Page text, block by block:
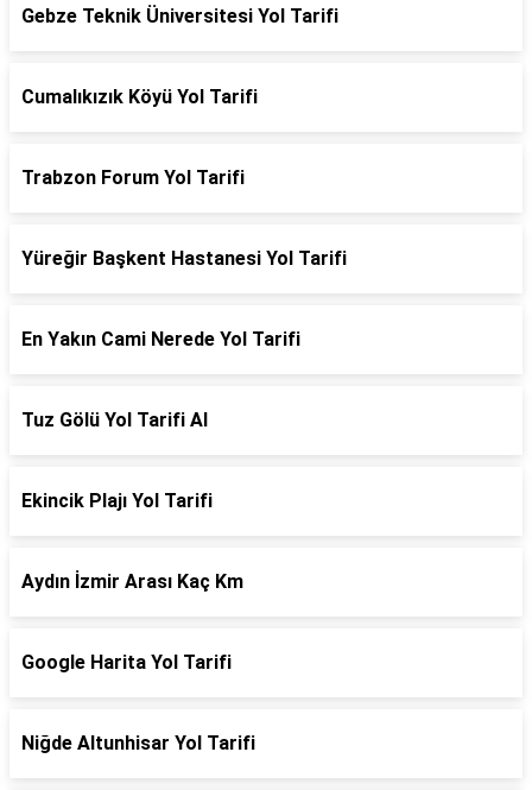
Gebze Teknik Üniversitesi Yol Tarifi
Cumalıkızık Köyü Yol Tarifi
Trabzon Forum Yol Tarifi
Yüreğir Başkent Hastanesi Yol Tarifi
En Yakın Cami Nerede Yol Tarifi
Tuz Gölü Yol Tarifi Al
Ekincik Plajı Yol Tarifi
Aydın İzmir Arası Kaç Km
Google Harita Yol Tarifi
Niğde Altunhisar Yol Tarifi